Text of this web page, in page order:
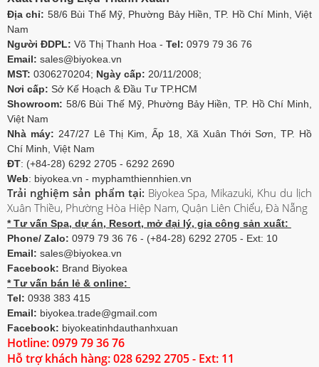
Địa chỉ: 58/6 Bùi Thế Mỹ, Phường Bảy Hiền, TP. Hồ Chí Minh, Việt
Nam
Người ĐDPL: Võ Thị Thanh Hoa - Tel: 0979 79 36 76
Email: sales@biyokea.vn
MST: 0306270204; Ngày cấp: 20/11/2008;
Nơi cấp: Sở Kế Hoạch & Đầu Tư TP.HCM
Showroom: 58/6 Bùi Thế Mỹ, Phường Bảy Hiền, TP. Hồ Chí Minh,
Việt Nam
Nhà máy: 247/27 Lê Thị Kim, Ấp 18, Xã Xuân Thới Sơn, TP. Hồ
Chí Minh, Việt Nam
ĐT: (+84-28) 6292 2705 - 6292 2690
Web: biyokea.vn - myphamthiennhien.vn
Trải nghiệm sản phẩm tại: Biyokea Spa, Mikazuki, Khu du lịch
Xuân Thiều, Phường Hòa Hiệp Nam, Quận Liên Chiểu, Đà Nẵng
* Tư vấn Spa, dự án, Resort, mở đại lý, gia công sản xuất:
Phone/ Zalo: 0979 79 36 76 - (+84-28) 6292 2705 - Ext: 10
Email: sales@biyokea.vn
Facebook: Brand Biyokea
* Tư vấn bán lẻ & online:
Tel: 0938 383 415
Email: biyokea.trade@gmail.com
Facebook: biyokeatinhdauthanhxuan
Hotline: 0979 79 36 76
Hỗ trợ khách hàng: 028 6292 2705 - Ext: 11